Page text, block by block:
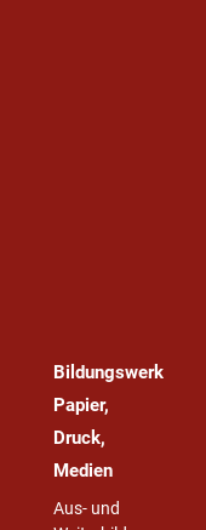
Bildungswerk
Papier,
Druck,
Medien
Aus- und